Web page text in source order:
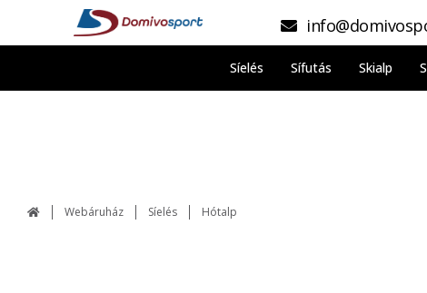
Síelés Sífutás Skialp
Webáruház Síelés Hótalp